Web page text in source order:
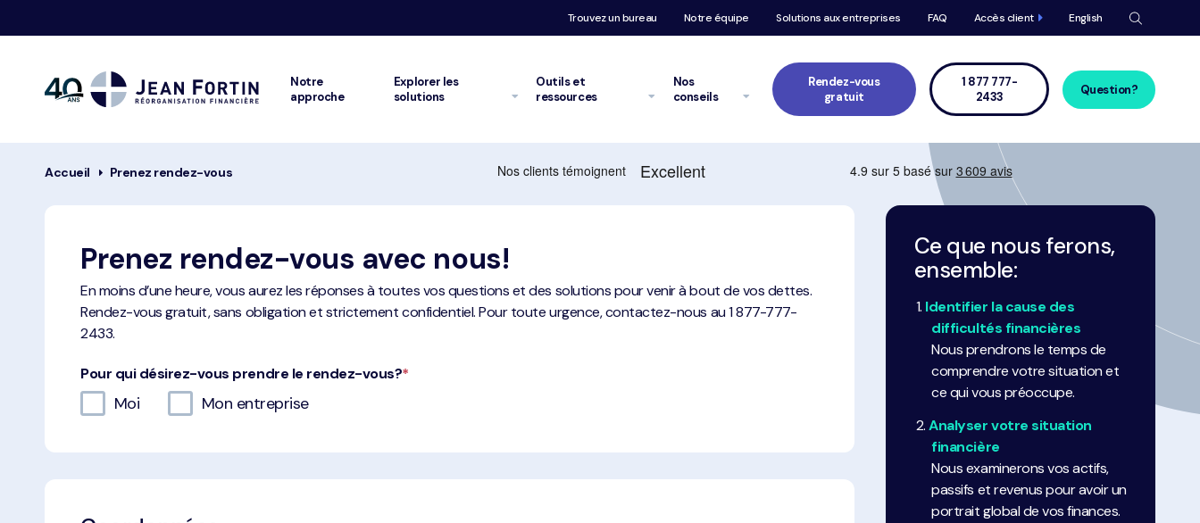
Notre
approche
Explorer les
solutions
Outils et
ressources
Nos
conseils
Rendez-vous
gratuit
1 877 777-
2433
Question?
Trouvez un bureau Notre équipe Solutions aux entreprises FAQ Accès client English
Fil
Accueil Prenez rendez-vous
Prenez rendez-vous avec nous!
En moins d’une heure, vous aurez les réponses à toutes vos questions et des solutions pour venir à bout de vos dettes.
Rendez-vous gratuit, sans obligation et strictement confidentiel. Pour toute urgence, contactez-nous au1 877-777-
2433.
Pour qui désirez-vous prendre le rendez-vous?*
Moi Mon entreprise
Ce que nous ferons,
ensemble:
Identifier la cause des
difficultés financières
Nous prendrons le temps de
comprendre votre situation et
ce qui vous préoccupe.
Analyser votre situation
financière
Nous examinerons vos actifs,
passifs et revenus pour avoir un
portrait global de vos finances.